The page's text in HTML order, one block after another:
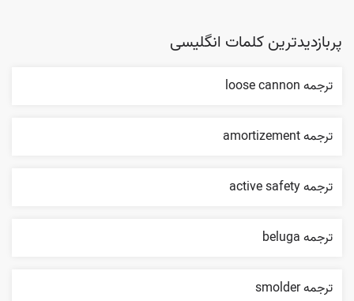
پربازدیدترین کلمات انگلیسی
ترجمه loose cannon
ترجمه amortizement
ترجمه active safety
ترجمه beluga
ترجمه smolder